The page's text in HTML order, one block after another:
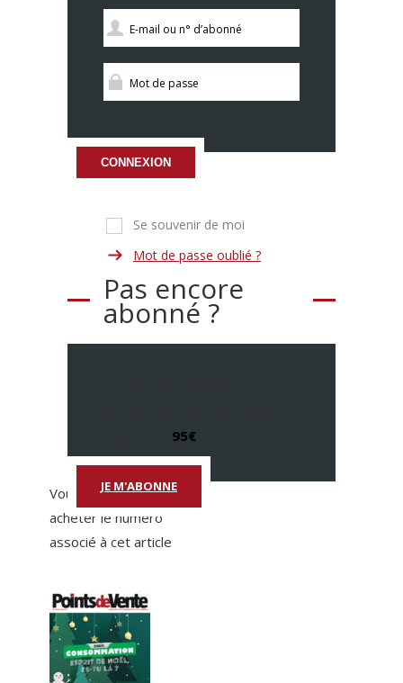
CONNEXION
Se souvenir de moi
Mot de passe oublié ?
Pas encore
abonné ?
95€
JE M'ABONNE
Vous pouvez également
acheter le numéro
associé à cet article